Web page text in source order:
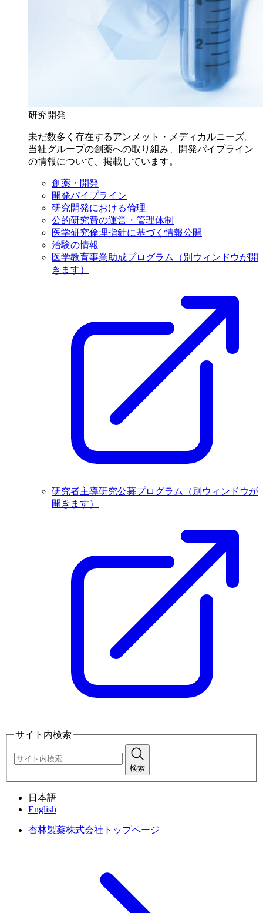
研究開発
未だ数多く存在するアンメット・メディカルニーズ。
当社グループの創薬への取り組み、開発パイプライン
の情報について、掲載しています。
創薬・開発
開発パイプライン
研究開発における倫理
公的研究費の運営・管理体制
医学研究倫理指針に基づく情報公開
治験の情報
医学教育事業助成プログラム
（別ウィンドウが開
きます）
研究者主導研究公募プログラム
（別ウィンドウが
開きます）
サイト内検索
検索
日本語
English
杏林製薬株式会社トップページ